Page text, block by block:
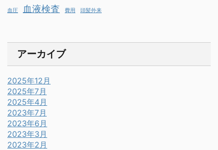
血圧 血液検査 費用 頭髪外来
アーカイブ
2025年12月
2025年7月
2025年4月
2023年7月
2023年6月
2023年3月
2023年2月